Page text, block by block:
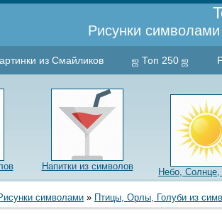
Рисунки
из Смайликов ஜ Топ 250 ஜ
Напитки из символов
Небо,
символами » Птицы, Орлы, Голуби из